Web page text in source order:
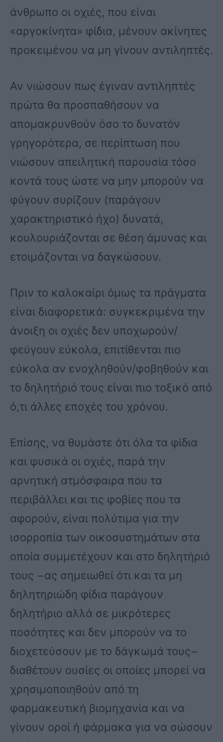
άνθρωπο οι οχιές, που είναι
«αργοκίνητα» φίδια, μένουν ακίνητες
προκειμένου να μη γίνουν αντιληπτές.
Αν νιώσουν πως έγιναν αντιληπτές
πρώτα θα προσπαθήσουν να
απομακρυνθούν όσο το δυνατόν
γρηγορότερα, σε περίπτωση που
νιώσουν απειλητική παρουσία τόσο
κοντά τους ώστε να μην μπορούν να
φύγουν συρίζουν (παράγουν
χαρακτηριστικό ήχο) δυνατά,
κουλουριάζονται σε θέση άμυνας και
ετοιμάζονται να δαγκώσουν.
Πριν το καλοκαίρι όμως τα πράγματα
είναι διαφορετικά: συγκεκριμένα την
άνοιξη οι οχιές δεν υποχωρούν/
φεύγουν εύκολα, επιτίθενται πιο
εύκολα αν ενοχληθούν/φοβηθούν και
το δηλητήριό τους είναι πιο τοξικό από
ό,τι άλλες εποχές του χρόνου.
Επίσης, να θυμάστε ότι όλα τα φίδια
και φυσικά οι οχιές, παρά την
αρνητική ατμόσφαιρα που τα
περιβάλλει και τις φοβίες που τα
αφορούν, είναι πολύτιμα για την
ισορροπία των οικοσυστημάτων στα
οποία συμμετέχουν και στο δηλητήριό
τους −ας σημειωθεί ότι και τα μη
δηλητηριώδη φίδια παράγουν
δηλητήριο αλλά σε μικρότερες
ποσότητες και δεν μπορούν να το
διοχετεύσουν με το δάγκωμά τους−
διαθέτουν ουσίες οι οποίες μπορεί να
χρησιμοποιηθούν από τη
φαρμακευτική βιομηχανία και να
γίνουν οροί ή φάρμακα για να σώσουν